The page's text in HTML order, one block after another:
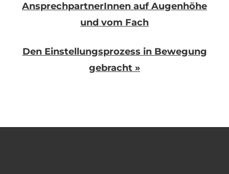
AnsprechpartnerInnen auf Augenhöhe
und vom Fach
Den Einstellungsprozess in Bewegung
gebracht »